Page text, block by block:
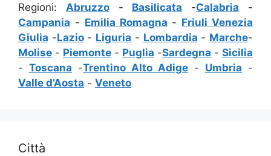
Regioni: Abruzzo- Basilicata -Calabria -
Campania - Emilia Romagna - Friuli Venezia
Giulia -Lazio- Liguria - Lombardia - Marche-
Molise - Piemonte - Puglia -Sardegna - Sicilia
- Toscana -Trentino Alto Adige - Umbria -
Valle d’Aosta - Veneto
Città